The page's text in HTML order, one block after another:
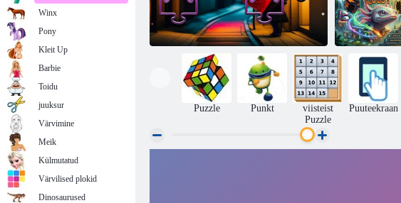
Pusle 15 Eliit
Olendite
Pildiploki Quest
Puzzle Punkt
viisteist
Puzzle
Puuteekraan
Winx
Pony
Kleit Up
Barbie
Toidu
juuksur
Värvimine
Meik
Külmutatud
Värvilised plokid
Dinosaurused